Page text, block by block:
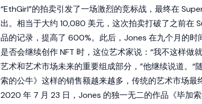
“EthGirl”的拍卖引发了一场激烈的竞标战，最终在
出。相当于大约 10,080 美元，这次拍卖打破了之前在
品的记录，提高了 600%。此后，Jones 在九个月的时
是否会继续创作 NFT 时，这位艺术家说：“我不这样做
艺术和艺术市场未来的重要组成部分，”他继续说道。“
索的公牛》这样的销售额越来越多，传统的艺术市场最
2020 年 7 月 23 日，Jones 的独一无二的作品《毕加